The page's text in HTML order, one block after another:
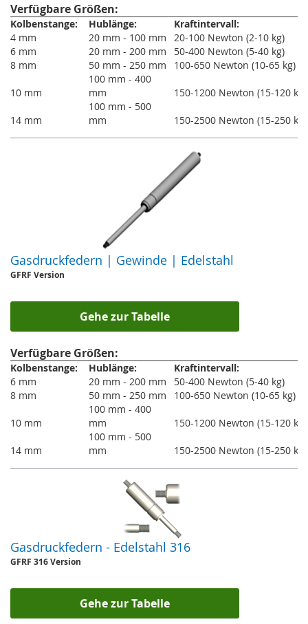
Verfügbare Größen:
Kolbenstange: Hublänge:
Kraftintervall:
4 mm
20 mm - 100 mm
20-100 Newton (2-10 kg)
6 mm
20 mm - 200 mm
50-400 Newton (5-40 kg)
8 mm
50 mm - 250 mm 100-650 Newton (10-65 kg)
10 mm
100 mm - 400
mm
150-1200 Newton (15-120 kg)
14 mm
100 mm - 500
mm
150-2500 Newton (15-250 kg)
Gasdruckfedern | Gewinde | Edelstahl
GFRF Version
Gehe zur Tabelle
Verfügbare Größen:
Kolbenstange: Hublänge:
Kraftintervall:
6 mm
20 mm - 200 mm
50-400 Newton (5-40 kg)
8 mm
50 mm - 250 mm 100-650 Newton (10-65 kg)
10 mm
100 mm - 400
mm
150-1200 Newton (15-120 kg)
14 mm
100 mm - 500
mm
150-2500 Newton (15-250 kg)
Gasdruckfedern - Edelstahl 316
GFRF 316 Version
Gehe zur Tabelle